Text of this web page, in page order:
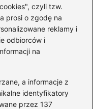
czyli tzw.
prosi o zgodę na
reklamy i
odbiorców i
na
a informacje z
identyfikatory
przez 137
zmienić
na Steam –
krok po